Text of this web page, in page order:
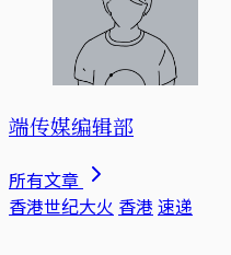
端传媒编辑部
所有文章
香港世纪大火 香港 速递